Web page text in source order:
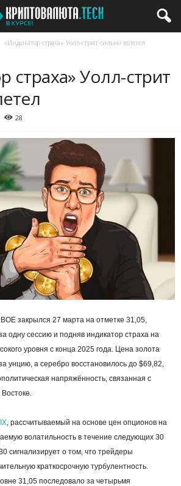
«Индикатор страха» Уолл-стрит сильно взлетел
страха» Уолл-стрит
28
закрылся 27 марта на отметке 31,05,
одну сессию и подняв индикатор страха на
уровня с конца 2025 года. Цена золота
унцию, а серебро восстановилось до $69,82,
напряжённость, связанная с
, рассчитываемый на основе цен опционов на
волатильность в течение следующих 30
сигнализирует о том, что трейдеры
краткосрочную турбулентность.
31,05 последовало за четырьмя